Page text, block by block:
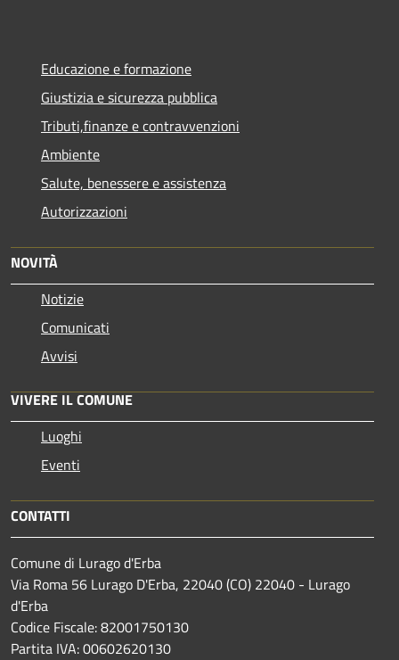
Educazione e formazione
Giustizia e sicurezza pubblica
Tributi,finanze e contravvenzioni
Ambiente
Salute, benessere e assistenza
Autorizzazioni
NOVITÀ
Notizie
Comunicati
Avvisi
VIVERE IL COMUNE
Luoghi
Eventi
CONTATTI
Comune di Lurago d'Erba
Via Roma 56 Lurago D'Erba, 22040 (CO) 22040 - Lurago
d'Erba
Codice Fiscale: 82001750130
Partita IVA: 00602620130